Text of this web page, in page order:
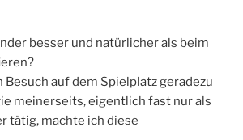
besser und natürlicher als beim
Besuch auf dem Spielplatz geradezu
meinerseits, eigentlich fast nur als
tätig, machte ich diese